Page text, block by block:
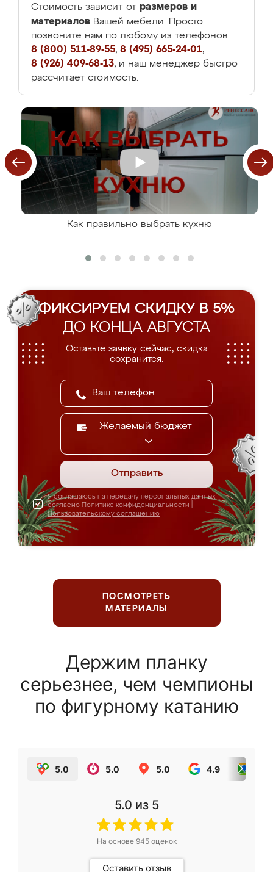
Стоимость зависит от размеров и
материалов Вашей мебели. Просто
позвоните нам по любому из телефонов:
8 (800) 511-89-55, 8 (495) 665-24-01,
8 (926) 409-68-13, и наш менеджер быстро
рассчитает стоимость.
Как правильно выбрать кухню
ФИКСИРУЕМ СКИДКУ В 5%
ДО КОНЦА АВГУСТА
Оставьте заявку сейчас, скидка
сохранится.
Желаемый бюджет
Отправить
Я соглашаюсь на передачу персональных данных
согласно Политике конфиденциальности
Пользовательскому соглашению
ПОСМОТРЕТЬ
МАТЕРИАЛЫ
Держим планку
серьезнее, чем чемпионы
по фигурному катанию
5.0 5.0 5.0 4.9
5.0 из 5
На основе 945оценок
Оставить отзыв